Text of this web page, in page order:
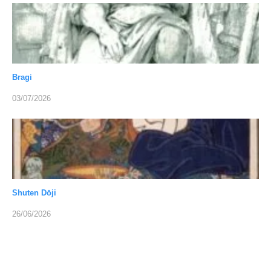
Bragi
03/07/2026
Shuten Dōji
26/06/2026